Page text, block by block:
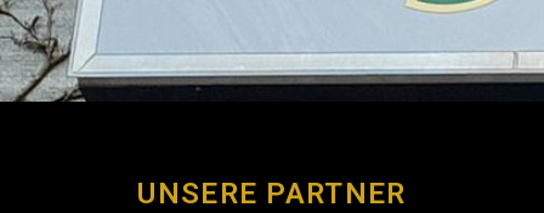
UNSERE PARTNER